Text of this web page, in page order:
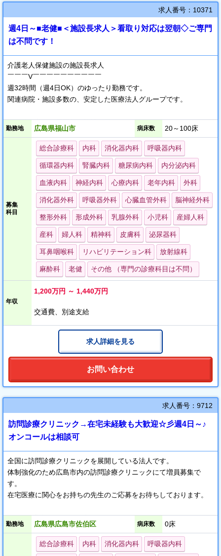
求人番号：10371
週4日～■老健■＜施設長求人＞看取り対応は翌朝◇ご専門
は不問です！
介護老人保健施設の施設長求人
￣￣￣V￣￣￣￣￣￣￣￣￣￣
週32時間（週4日OK）のゆったり勤務です。
関連病院・施設多数の、安定した医療法人グループです。
～ 落ち着いた雰囲気の施設で働きませんか ～
施設の周辺は山と池の自然に囲まれた静かな場所です。
季節を感じれるように花や緑の手入れも行っております。
勤務地 広島県福山市 病床数 20～100床
募集
科目
総合診療科 内科 消化器内科 呼吸器内科
循環器内科 腎臓内科 糖尿病内科 内分泌内科
血液内科 神経内科 心療内科 老年内科 外科
消化器外科 呼吸器外科 心臓血管外科 脳神経外科
整形外科 形成外科 乳腺外科 小児科 産婦人科
産科 婦人科 精神科 皮膚科 泌尿器科
耳鼻咽喉科 リハビリテーション科 放射線科
麻酔科 老健 その他 （専門の診療科目は不問）
年収
1,200万円 ～ 1,440万円
交通費、別途支給
求人詳細を見る
お問い合わせ
求人番号：9712
訪問診療クリニック→在宅未経験も大歓迎☆彡週4日～♪
オンコールは相談可
全国に訪問診療クリニックを展開している法人です。
体制強化のため広島市内の訪問診療クリニックにて増員募集で
す。
在宅医療に関心をお持ちの先生のご応募をお待ちしております。
。+＊ 求人のおすすめポイント ＊+。
● 週4日勤務可
● 在宅診療への転科でも歓迎
● オンコールの有無は応相談
勤務地 広島県広島市佐伯区 病床数 0床
総合診療科 内科 消化器内科 呼吸器内科